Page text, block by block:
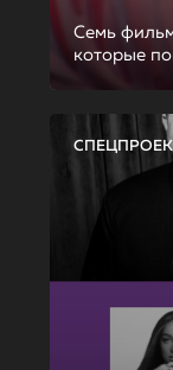
Семь
которые